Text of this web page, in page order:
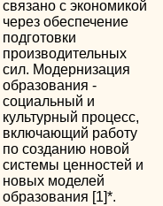
связано с экономикой
через обеспечение
подготовки
производительных
сил. Модернизация
образования -
социальный и
культурный процесс,
включающий работу
по созданию новой
системы ценностей и
новых моделей
образования [1]*.